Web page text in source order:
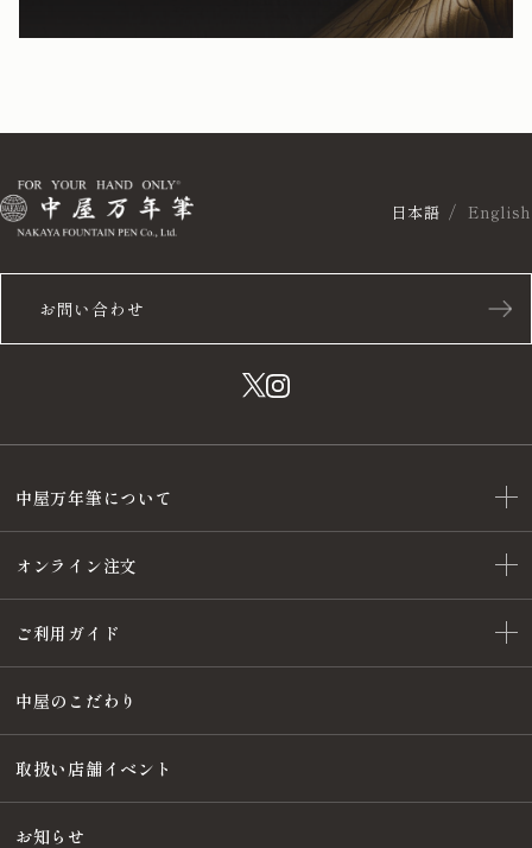
お問い合わせ
日本語 English
中屋万年筆について
オンライン注文
ご利用ガイド
中屋のこだわり
取扱い店舗イベント
お知らせ